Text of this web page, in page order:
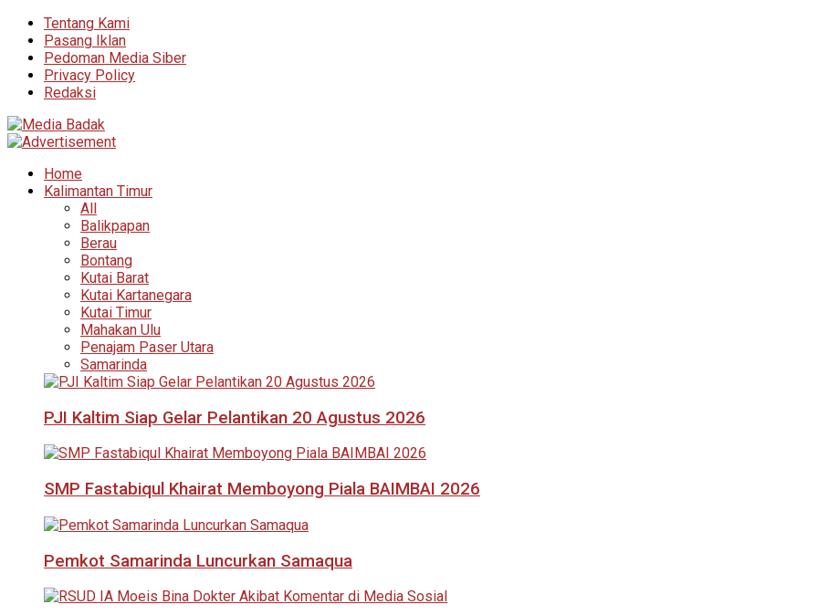
Tentang Kami
Pasang Iklan
Pedoman Media Siber
Privacy Policy
Redaksi
Home
Kalimantan Timur
All
Balikpapan
Berau
Bontang
Kutai Barat
Kutai Kartanegara
Kutai Timur
Mahakan Ulu
Penajam Paser Utara
Samarinda
PJI Kaltim Siap Gelar Pelantikan 20 Agustus 2026
SMP Fastabiqul Khairat Memboyong Piala BAIMBAI 2026
Pemkot Samarinda Luncurkan Samaqua